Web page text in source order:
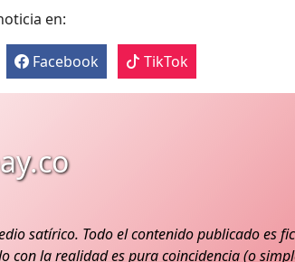
en:
Facebook TikTok
satírico. Todo el contenido publicado es
con la realidad es pura coincidencia (o